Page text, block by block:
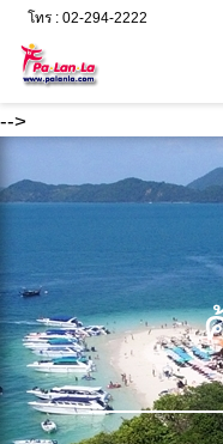
-->
โทร : 02-294-2222